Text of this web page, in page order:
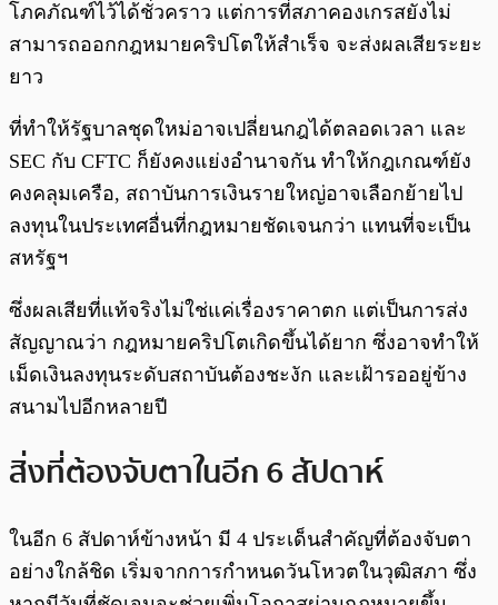
โภคภัณฑ์ไว้ได้ชั่วคราว แต่การที่สภาคองเกรสยังไม่
สามารถออกกฎหมายคริปโตให้สำเร็จ จะส่งผลเสียระยะ
ยาว
ที่ทำให้รัฐบาลชุดใหม่อาจเปลี่ยนกฎได้ตลอดเวลา และ
SEC กับ CFTC ก็ยังคงแย่งอำนาจกัน ทำให้กฎเกณฑ์ยัง
คงคลุมเครือ, สถาบันการเงินรายใหญ่อาจเลือกย้ายไป
ลงทุนในประเทศอื่นที่กฎหมายชัดเจนกว่า แทนที่จะเป็น
สหรัฐฯ
ซึ่งผลเสียที่แท้จริงไม่ใช่แค่เรื่องราคาตก แต่เป็นการส่ง
สัญญาณว่า กฎหมายคริปโตเกิดขึ้นได้ยาก ซึ่งอาจทำให้
เม็ดเงินลงทุนระดับสถาบันต้องชะงัก และเฝ้ารออยู่ข้าง
สนามไปอีกหลายปี
สิ่งที่ต้องจับตาในอีก 6 สัปดาห์
ในอีก 6 สัปดาห์ข้างหน้า มี 4 ประเด็นสำคัญที่ต้องจับตา
อย่างใกล้ชิด เริ่มจากการกำหนดวันโหวตในวุฒิสภา ซึ่ง